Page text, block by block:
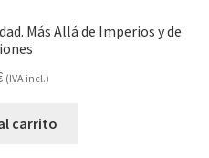
Más Allá de Imperios y de
(IVA incl.)
carrito